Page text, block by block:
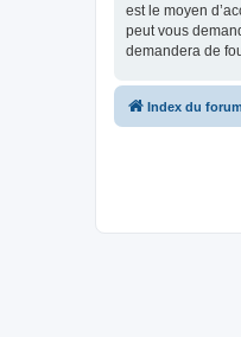
est le moyen
peut vous
demandera de
Index du forum